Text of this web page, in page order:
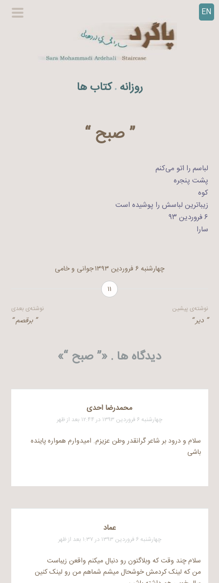
EN
روزانه . کتاب ها
” صبح “
لباسم را اتو می‌کنم
پشت پنجره
کوه
زیباترین لباسش را پوشیده است
۶ فروردین ۹۳
سارا
چهارشنبه ۶ فروردین ۱۳۹۳
جوانی و خامی
۱۱
راهبری
نوشته
نوشته‌ی پیشین
” دیر “
نوشته‌ی بعدی
” برقصم “
دیدگاه ها . «” صبح “»
محمدرضا احدی
چهارشنبه ۶ فروردین ۱۳۹۳ در ۱۲:۴۴ بعد از ظهر
سلام و درود بر شاعر گرانقدر وطن عزیزم. امیدوارم همواره پاینده
باشی
عماد
چهارشنبه ۶ فروردین ۱۳۹۳ در ۱:۳۷ بعد از ظهر
سلام چند وقت که وبلاگتون رو دنبال میکنم واقعن زیباست
من که لینک کردمش خوشحال میشم شماهم من رو لینک کنین